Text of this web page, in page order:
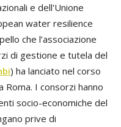
e dell'Unione
water resilience
che l’associazione
di gestione e tutela del
) ha lanciato nel corso
I consorzi hanno
socio-economiche del
prive di